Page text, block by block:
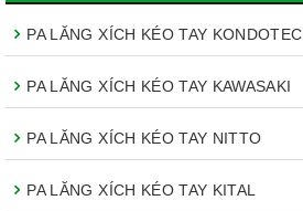
PA LĂNG XÍCH KÉO TAY KONDOTEC
PA LĂNG XÍCH KÉO TAY KAWASAKI
PA LĂNG XÍCH KÉO TAY NITTO
PA LĂNG XÍCH KÉO TAY KITAL